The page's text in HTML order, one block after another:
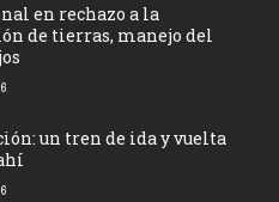
en rechazo a la
de tierras, manejo del
un tren de ida y vuelta